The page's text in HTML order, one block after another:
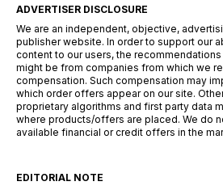
ADVERTISER DISCLOSURE
We are an independent, objective,
publisher website. In order to support our
content to our users, the
might be from companies from which we
compensation. Such compensation may
which order offers appear on our site.
proprietary algorithms and first party data
where products/offers are placed. We do
available financial or credit offers in the
EDITORIAL NOTE